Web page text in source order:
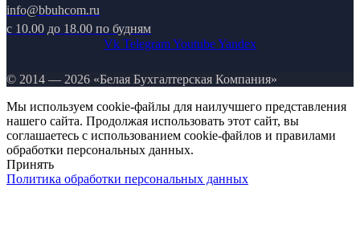
info@bbuhcom.ru
c 10.00 до 18.00 по будням
Vk TelegramYoutubeYandex
© 2014 — 2026 «Белая Бухгалтерская Компания»
Мы используем cookie-файлы для наилучшего представления
нашего сайта. Продолжая использовать этот сайт, вы
соглашаетесь с использованием cookie-файлов и правилами
обработки персональных данных.
Принять
Политика обработки персональных данных